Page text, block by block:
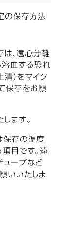
の保存方法
、遠心分離
血する恐れ
清）をマイク
保存をお願
ます。
保存の温度
目です。遠
ューブなど
いいたしま